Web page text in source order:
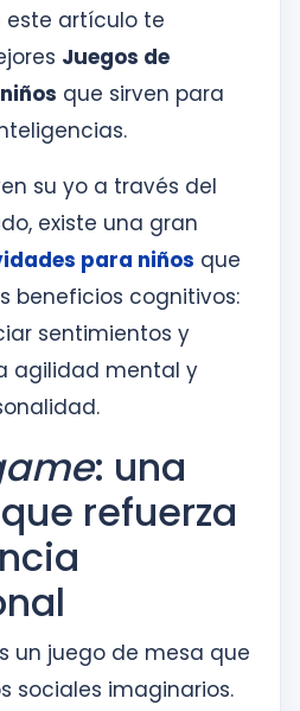
este artículo te
Juegos de
que sirven para
su yo a través del
existe una gran
para niños que
beneficios cognitivos:
sentimientos y
agilidad mental y
: una
refuerza
un juego de mesa que
sociales imaginarios.